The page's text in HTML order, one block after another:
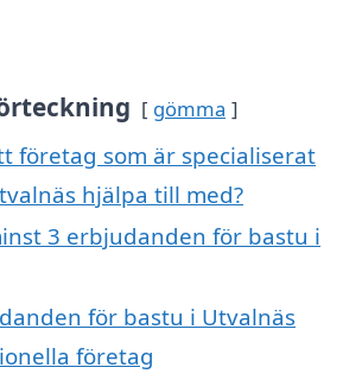
gömma
företag som är specialiserat
hjälpa till med?
3 erbjudanden för bastu i
för bastu i Utvalnäs
företag